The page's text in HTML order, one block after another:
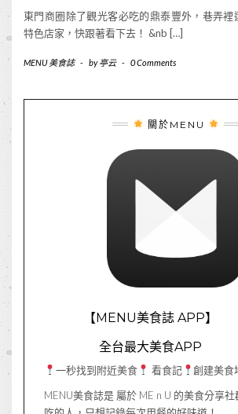
東門商圈除了觀光客必吃的鼎泰豐外，巷弄裡
特色店家，快跟著看下去！ &nb […]
MENU 美食誌 - by亭云 - 0 Comments
關於MENU
【MENU美食誌 APP】
全台最大美食APP
一秒找到附近美食 看食記
創建美食
MENU美食誌是 屬於 ME n U 的美食分享